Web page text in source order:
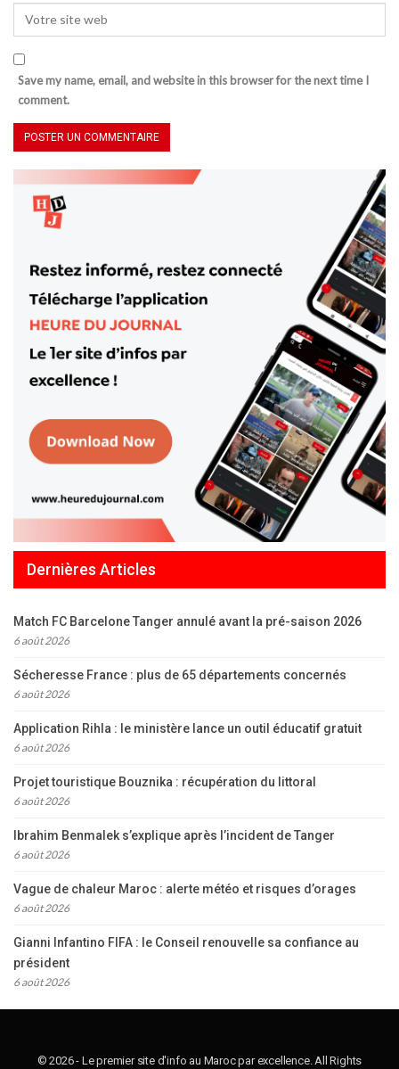
Save my name, email, and website in this browser for the next time I
comment.
Dernières Articles
Match FC Barcelone Tanger annulé avant la pré-saison 2026
6 août 2026
Sécheresse France : plus de 65 départements concernés
6 août 2026
Application Rihla : le ministère lance un outil éducatif gratuit
6 août 2026
Projet touristique Bouznika : récupération du littoral
6 août 2026
Ibrahim Benmalek s’explique après l’incident de Tanger
6 août 2026
Vague de chaleur Maroc : alerte météo et risques d’orages
6 août 2026
Gianni Infantino FIFA : le Conseil renouvelle sa confiance au
président
6 août 2026
© 2026 - Le premier site d'info au Maroc par excellence. All Rights